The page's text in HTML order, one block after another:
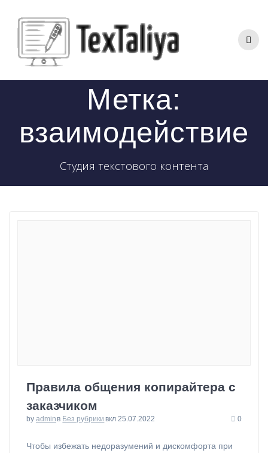
контенту
Метка:
взаимодействие
Студия текстового контента
Правила общения копирайтера с
заказчиком
by adminв Без рубрики вкл 25.07.2022 0
⁠Чтобы избежать недоразумений и дискомфорта при